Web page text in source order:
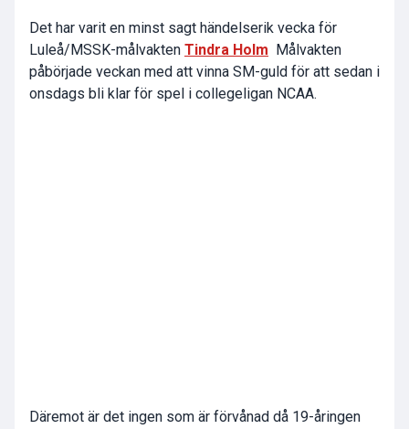
Det har varit en minst sagt händelserik vecka för
Luleå/MSSK-målvakten Tindra Holm Målvakten
påbörjade veckan med att vinna SM-guld för att sedan i
onsdags bli klar för spel i collegeligan NCAA.
Däremot är det ingen som är förvånad då 19-åringen